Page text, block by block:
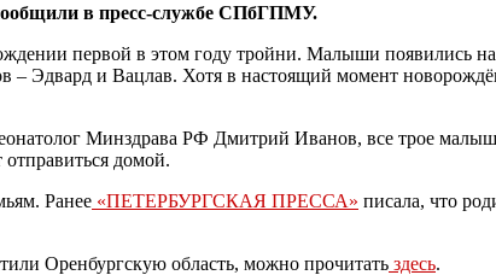
в пресс-службе СПбГПМУ.
первой в этом году тройни. Малыши появились
– Эдвард и Вацлав. Хотя в настоящий момент
Минздрава РФ Дмитрий Иванов, все трое
домой.
Ранее «ПЕТЕРБУРГСКАЯ ПРЕССА» писала, что
Оренбургскую область, можно прочитать здесь.